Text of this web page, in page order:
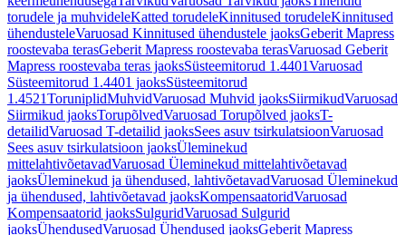
torudele ja muhvideleKatted torudeleKinnitused torudeleKinnitused
ühendusteleVaruosad Kinnitused ühendustele jaoksGeberit Mapress
roostevaba terasGeberit Mapress roostevaba terasVaruosad Geberit
Mapress roostevaba teras jaoksSüsteemitorud 1.4401Varuosad
Süsteemitorud 1.4401 jaoksSüsteemitorud
1.4521ToruniplidMuhvidVaruosad Muhvid jaoksSiirmikudVaruosad
Siirmikud jaoksTorupõlvedVaruosad Torupõlved jaoksT-
detailidVaruosad T-detailid jaoksSees asuv tsirkulatsioonVaruosad
Sees asuv tsirkulatsioon jaoksÜleminekud
mittelahtivõetavadVaruosad Üleminekud mittelahtivõetavad
jaoksÜleminekud ja ühendused, lahtivõetavadVaruosad Üleminekud
ja ühendused, lahtivõetavad jaoksKompensaatoridVaruosad
Kompensaatorid jaoksSulguridVaruosad Sulgurid
jaoksÜhendusedVaruosad Ühendused jaoksGeberit Mapress